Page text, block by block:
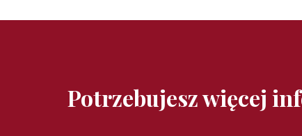
Potrzebujesz więcej